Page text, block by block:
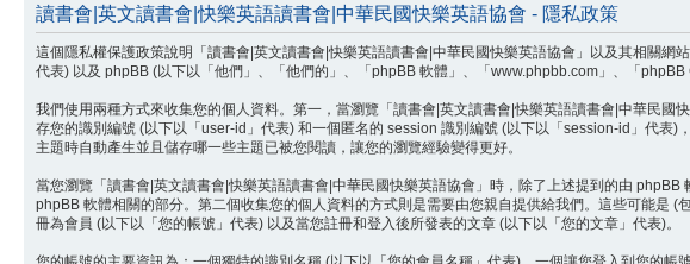
讀書會|英文讀書會|快樂英語讀書會|中華民國快樂英語協會 - 隱私政策
這個隱私權保護政策說明「讀書會|英文讀書會|快樂英語讀書會|中華民國快樂英語協會」以及其相關
代表) 以及 phpBB (以下以「他們」、「他們的」、「phpBB 軟體」、「www.phpbb.com」、「
我們使用兩種方式來收集您的個人資料。第一，當瀏覽「讀書會|英文讀書會|快樂英語讀書會|中華民
存您的識別編號 (以下以「user-id」代表) 和一個匿名的 session 識別編號 (以下以「session-id」代表
主題時自動產生並且儲存哪一些主題已被您閱讀，讓您的瀏覽經驗變得更好。
當您瀏覽「讀書會|英文讀書會|快樂英語讀書會|中華民國快樂英語協會」時，除了上述提到的由
phpBB 軟體相關的部分。第二個收集您的個人資料的方式則是需要由您親自提供給我們。這些可能是
冊為會員 (以下以「您的帳號」代表) 以及當您註冊和登入後所發表的文章 (以下以「您的文章」代表)。